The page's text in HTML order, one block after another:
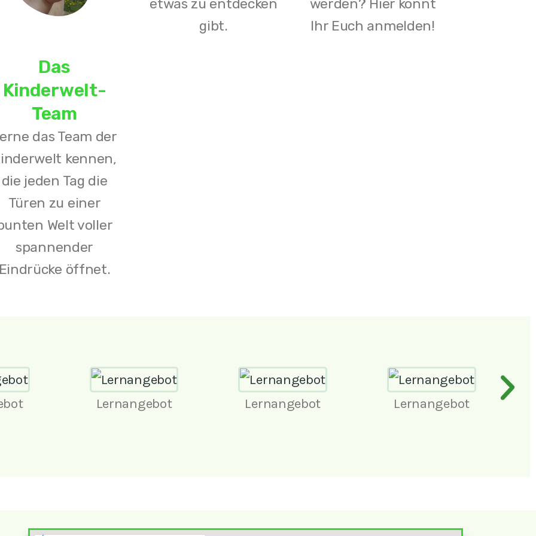
Das
Kinderwelt-
Team
das Team der
kennen,
die jeden Tag die
Türen zu einer
Welt voller
spannender
öffnet.
etwas zu entdecken
gibt.
werden? Hier könnt
Ihr Euch anmelden!
Lernangebot Lernangebot Lernangebot